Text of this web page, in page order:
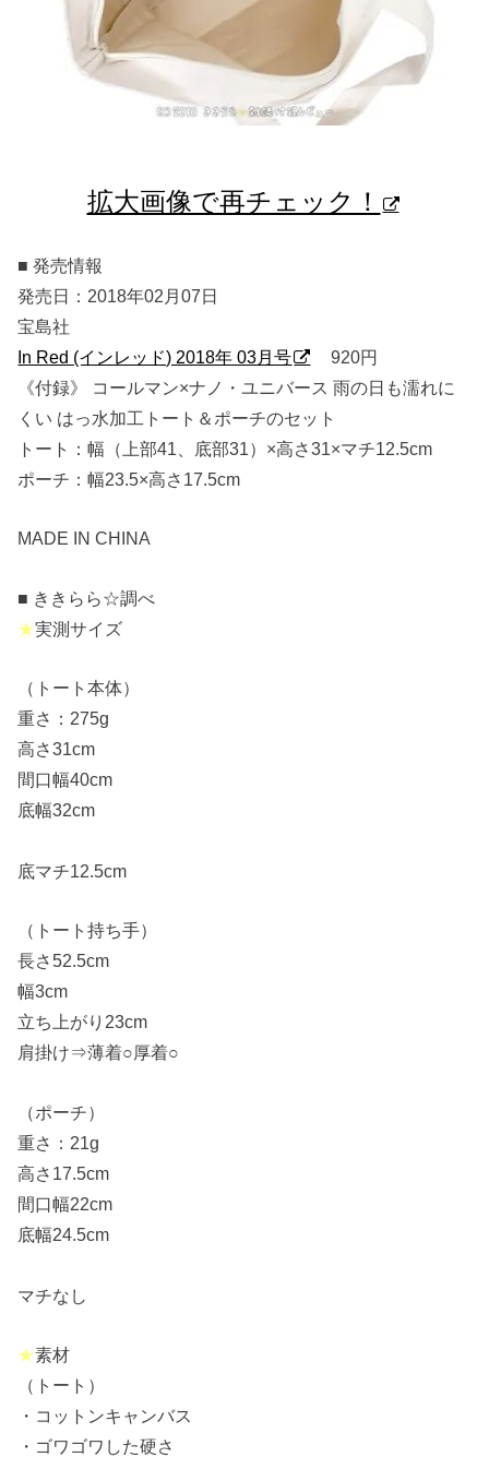
拡大画像で再チェック！
■ 発売情報
発売日：2018年02月07日
宝島社
In Red (インレッド) 2018年 03月号
920円
《付録》 コールマン×ナノ・ユニバース 雨の日も濡れに
くい はっ水加工トート＆ポーチのセット
トート：幅（上部41、底部31）×高さ31×マチ12.5cm
ポーチ：幅23.5×高さ17.5cm
MADE IN CHINA
■ ききらら☆調べ
★実測サイズ
（トート本体）
重さ：275g
高さ31cm
間口幅40cm
底幅32cm
底マチ12.5cm
（トート持ち手）
長さ52.5cm
幅3cm
立ち上がり23cm
肩掛け⇒薄着○厚着○
（ポーチ）
重さ：21g
高さ17.5cm
間口幅22cm
底幅24.5cm
マチなし
★素材
（トート）
・コットンキャンバス
・ゴワゴワした硬さ